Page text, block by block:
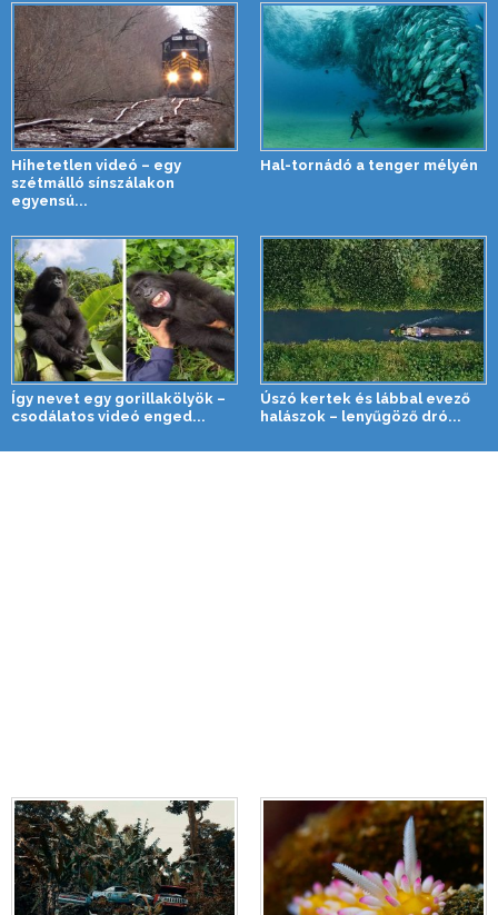
Hihetetlen videó – egy
szétmálló sínszálakon
egyensú...
Hal-tornádó a tenger mélyén
Így nevet egy gorillakölyök –
csodálatos videó enged...
Úszó kertek és lábbal evező
halászok – lenyűgöző dró...